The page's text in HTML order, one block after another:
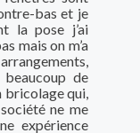
bas et je
la pose j’ai
mais on m’a
de
bricolage qui,
ne me
expérience